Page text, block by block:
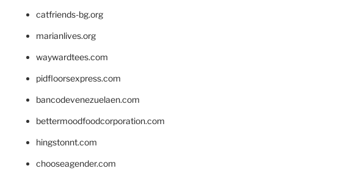
catfriends-bg.org
marianlives.org
waywardtees.com
pidfloorsexpress.com
bancodevenezuelaen.com
bettermoodfoodcorporation.com
hingstonnt.com
chooseagender.com